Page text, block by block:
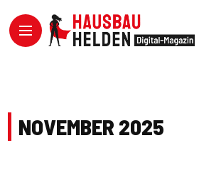
NOVEMBER 2025